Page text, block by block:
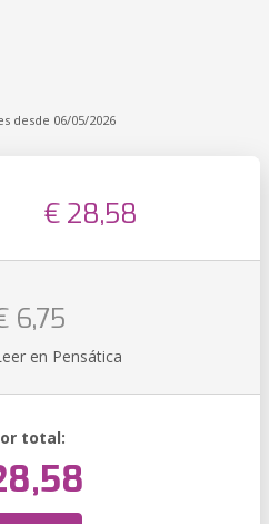
desde 06/05/2026
€ 28,58
6,75
en Pensática
total: